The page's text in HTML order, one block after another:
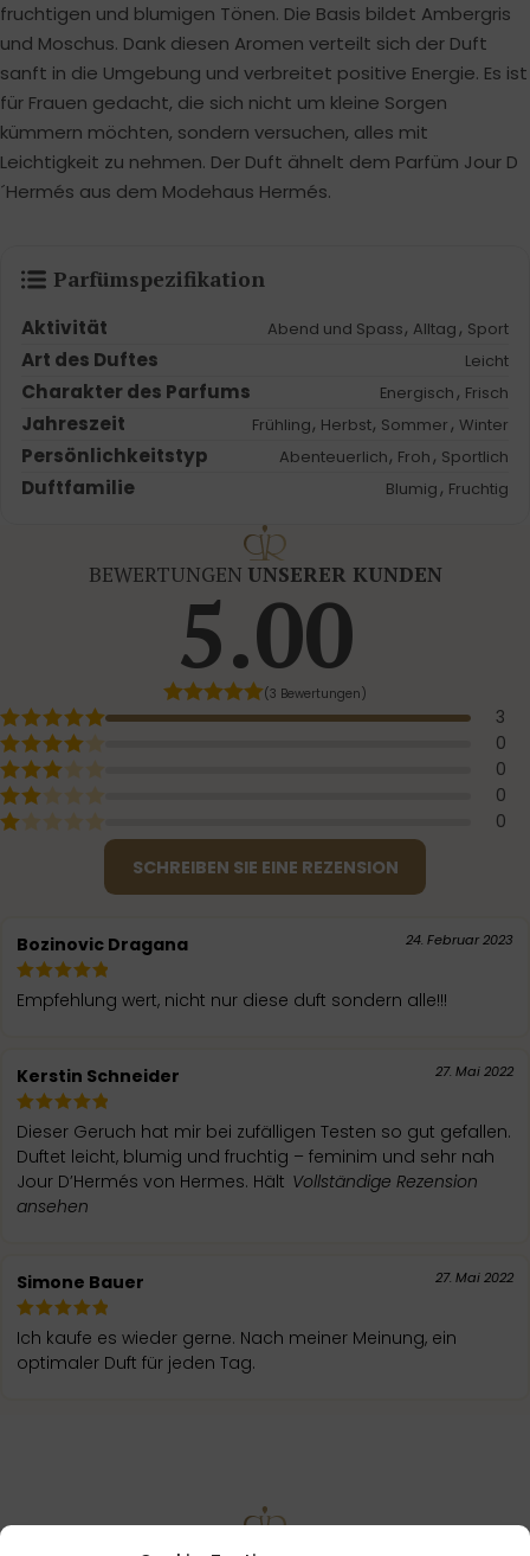
fruchtigen und blumigen Tönen. Die Basis bildet Ambergris
und Moschus. Dank diesen Aromen verteilt sich der Duft
sanft in die Umgebung und verbreitet positive Energie. Es ist
für Frauen gedacht, die sich nicht um kleine Sorgen
kümmern möchten, sondern versuchen, alles mit
Leichtigkeit zu nehmen. Der Duft ähnelt dem Parfüm Jour D
´Hermés aus dem Modehaus Hermés.
Parfümspezifikation
Aktivität Abend und Spass, Alltag , Sport
Art des Duftes Leicht
Charakter des Parfums Energisch , Frisch
Jahreszeit Frühling, Herbst, Sommer , Winter
Persönlichkeitstyp Abenteuerlich, Froh , Sportlich
Duftfamilie Blumig , Fruchtig
BEWERTUNGEN UNSERER KUNDEN
5.00
(3 Bewertungen)
3
0
0
0
0
SCHREIBEN SIE EINE REZENSION
Bozinovic Dragana 24. Februar 2023
Empfehlung wert, nicht nur diese duft sondern alle!!!
Kerstin Schneider 27. Mai 2022
Dieser Geruch hat mir bei zufälligen Testen so gut gefallen.
Duftet leicht, blumig und fruchtig – feminim und sehr nah
Jour D’Hermés von Hermes. Hält Vollständige Rezension
ansehen
Simone Bauer 27. Mai 2022
Ich kaufe es wieder gerne. Nach meiner Meinung, ein
optimaler Duft für jeden Tag.